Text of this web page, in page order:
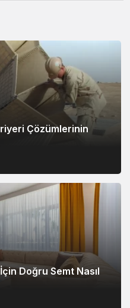
Çözümlerinin
Doğru Semt Nasıl